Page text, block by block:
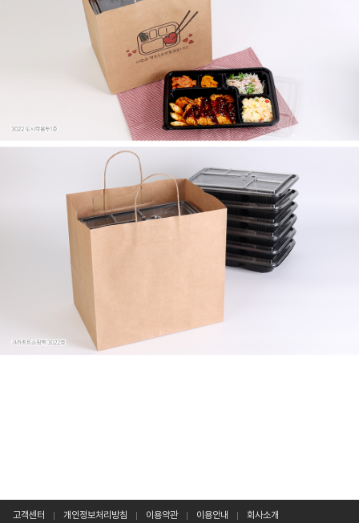
고객센터 개인정보처리방침 이용약관 이용안내 회사소개